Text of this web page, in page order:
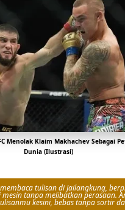
Menolak Klaim Makhachev Sebagai
Dunia (Ilustrasi)
tulisan di Jailangkung,
mesin tanpa melibatkan perasaan.
kesini, bebas tanpa sortir